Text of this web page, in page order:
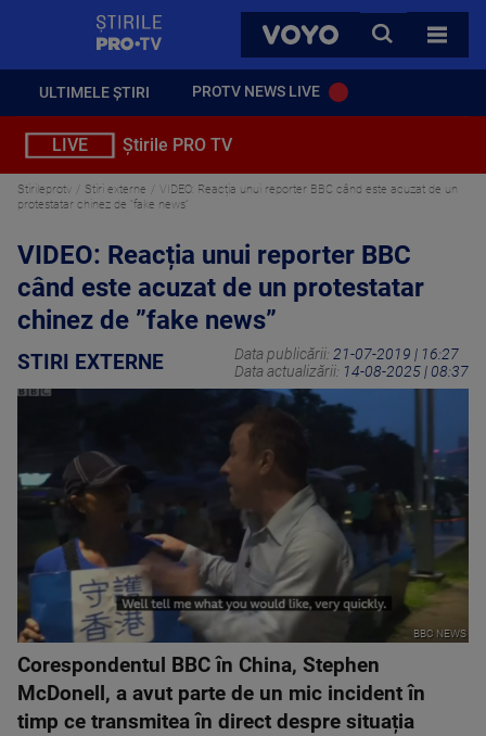
VOYO
CAUTA
TOATE
ULTIMELE ȘTIRI PROTV NEWS LIVE
LIVE Știrile PRO TV
Stirileprotv Stiri externe
VIDEO: Reacția unui reporter BBC când este acuzat de un
protestatar chinez de ”fake news”
VIDEO: Reacția unui reporter BBC
când este acuzat de un protestatar
chinez de ”fake news”
STIRI EXTERNE Data publicării: 21-07-2019 | 16:27
Data actualizării: 14-08-2025 | 08:37
BBC NEWS
Corespondentul BBC în China, Stephen
McDonell, a avut parte de un mic incident în
timp ce transmitea în direct despre situația